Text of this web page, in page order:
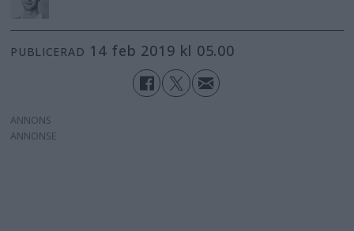
PUBLICERAD 14 feb 2019 kl 05.00
ANNONS